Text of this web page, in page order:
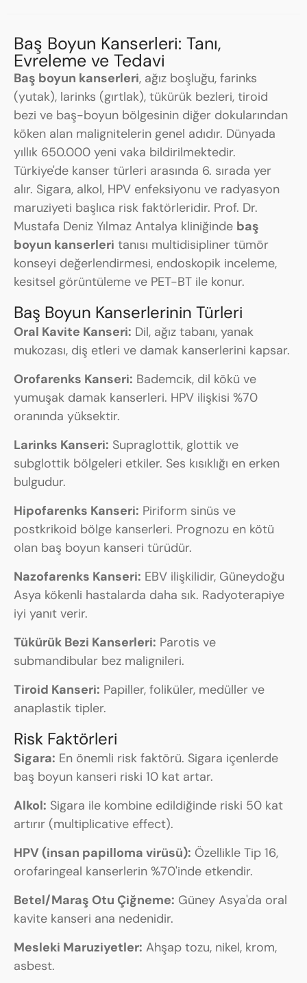
Baş Boyun Kanserleri: Tanı,
Evreleme ve Tedavi
Baş boyun kanserleri, ağız boşluğu, farinks
(yutak), larinks (gırtlak), tükürük bezleri, tiroid
bezi ve baş-boyun bölgesinin diğer dokularından
köken alan malignitelerin genel adıdır. Dünyada
yıllık 650.000 yeni vaka bildirilmektedir.
Türkiye'de kanser türleri arasında 6. sırada yer
alır. Sigara, alkol, HPV enfeksiyonu ve radyasyon
maruziyeti başlıca risk faktörleridir. Prof. Dr.
Mustafa Deniz Yılmaz Antalya kliniğinde baş
boyun kanserleri tanısı multidisipliner tümör
konseyi değerlendirmesi, endoskopik inceleme,
kesitsel görüntüleme ve PET-BT ile konur.
Baş Boyun Kanserlerinin Türleri
Oral Kavite Kanseri: Dil, ağız tabanı, yanak
mukozası, diş etleri ve damak kanserlerini kapsar.
Orofarenks Kanseri: Bademcik, dil kökü ve
yumuşak damak kanserleri. HPV ilişkisi %70
oranında yüksektir.
Larinks Kanseri: Supraglottik, glottik ve
subglottik bölgeleri etkiler. Ses kısıklığı en erken
bulgudur.
Hipofarenks Kanseri: Piriform sinüs ve
postkrikoid bölge kanserleri. Prognozu en kötü
olan baş boyun kanseri türüdür.
Nazofarenks Kanseri: EBV ilişkilidir, Güneydoğu
Asya kökenli hastalarda daha sık. Radyoterapiye
iyi yanıt verir.
Tükürük Bezi Kanserleri: Parotis ve
submandibular bez malignileri.
Tiroid Kanseri: Papiller, foliküler, medüller ve
anaplastik tipler.
Risk Faktörleri
Sigara: En önemli risk faktörü. Sigara içenlerde
baş boyun kanseri riski 10 kat artar.
Alkol: Sigara ile kombine edildiğinde riski 50 kat
artırır (multiplicative effect).
HPV (insan papilloma virüsü): Özellikle Tip 16,
orofaringeal kanserlerin %70'inde etkendir.
Betel/Maraş Otu Çiğneme: Güney Asya'da oral
kavite kanseri ana nedenidir.
Mesleki Maruziyetler: Ahşap tozu, nikel, krom,
asbest.